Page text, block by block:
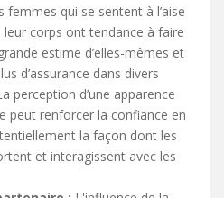
qui se sentent à l’aise
corps ont tendance à faire
estime d’elles-mêmes et
d’assurance dans divers
perception d’une apparence
peut renforcer la confiance en
la façon dont les
et interagissent avec les